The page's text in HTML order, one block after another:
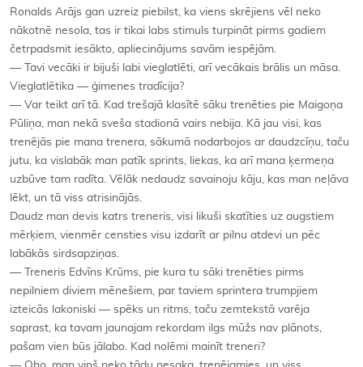
Ronalds Arājs gan uzreiz piebilst, ka viens skrējiens vēl neko
nākotnē nesola, tas ir tikai labs stimuls turpināt pirms gadiem
četrpadsmit iesākto, apliecinājums savām iespējām.
— Tavi vecāki ir bijuši labi vieglatlēti, arī vecākais brālis un māsa.
Vieglatlētika — ģimenes tradīcija?
— Var teikt arī tā. Kad trešajā klasītē sāku trenēties pie Maigoņa
Pūliņa, man nekā sveša stadionā vairs nebija. Kā jau visi, kas
trenējās pie mana trenera, sākumā nodarbojos ar daudzcīņu, taču
jutu, ka vislabāk man patīk sprints, liekas, ka arī mana ķermeņa
uzbūve tam radīta. Vēlāk nedaudz savainoju kāju, kas man neļāva
lēkt, un tā viss atrisinājās.
Daudz man devis katrs treneris, visi likuši skatīties uz augstiem
mērķiem, vienmēr censties visu izdarīt ar pilnu atdevi un pēc
labākās sirdsapziņas.
— Treneris Edvīns Krūms, pie kura tu sāki trenēties pirms
nepilniem diviem mēnešiem, par taviem sprintera trumpjiem
izteicās lakoniski — spēks un ritms, taču zemtekstā varēja
saprast, ka tavam jaunajam rekordam ilgs mūžs nav plānots,
pašam vien būs jālabo. Kad nolēmi mainīt treneri?